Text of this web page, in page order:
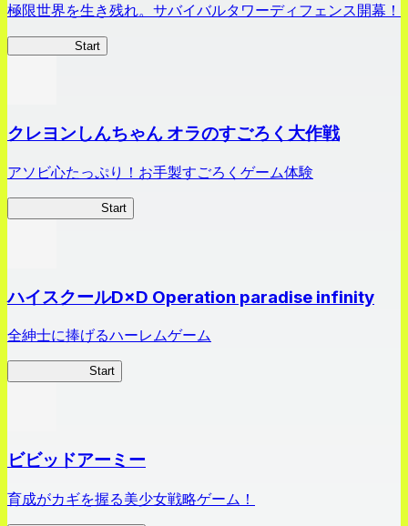
極限世界を生き残れ。サバイバルタワーディフェンス開幕！
Start
クレヨンしんちゃん オラのすごろく大作戦
アソビ心たっぷり！お手製すごろくゲーム体験
Start
ハイスクールD×D Operation paradise infinity
全紳士に捧げるハーレムゲーム
Start
ビビッドアーミー
育成がカギを握る美少女戦略ゲーム！